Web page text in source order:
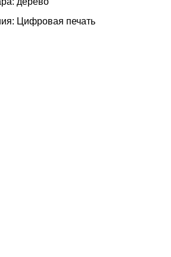
Цифровая печать